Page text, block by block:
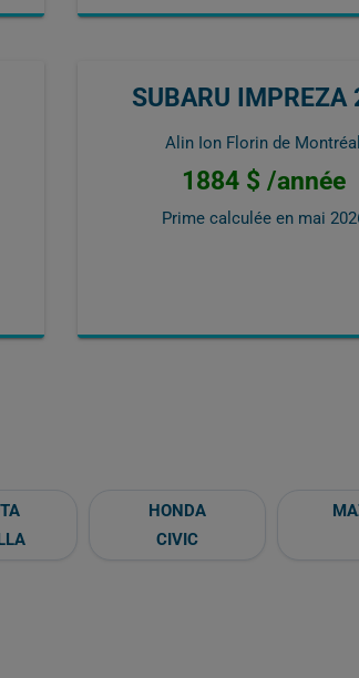
SUBARU IMPREZA
Alin Ion Florin de Montréal
1884 $ /année
Prime calculée en mai
HONDA
CIVIC